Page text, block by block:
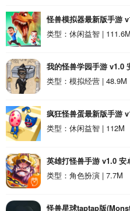
怪兽模拟器最新版手游
类型：休闲益智 | 111.6M
我的怪兽学园手游 v1.0
类型：模拟经营 | 48.9M
疯狂怪兽蛋最新版手游
载
类型：休闲益智 | 112M
英雄打怪兽手游 v1.0 安
类型：角色扮演 | 7.7M
怪兽星球taptap版